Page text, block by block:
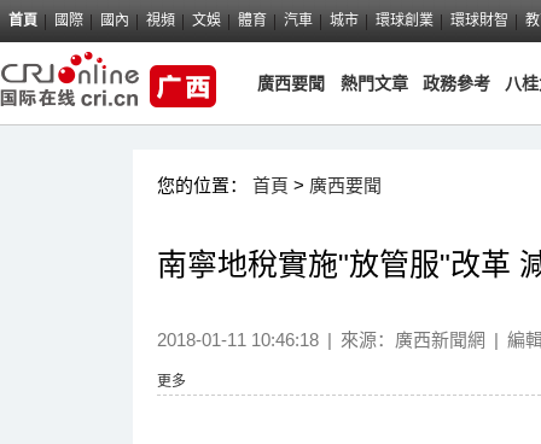
首頁 國際 國內 視頻 文娛 體育 汽車 城市 環球創業 環球財智
廣西要聞 熱門文章 政務參考 八
您的位置： 首頁 > 廣西要聞
南寧地稅實施"放管服"改革
2018-01-11 10:46:18 | 來源： 廣西新聞網 | 編
更多